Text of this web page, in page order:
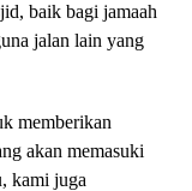
baik bagi jamaah
jalan lain yang
memberikan
akan memasuki
kami juga